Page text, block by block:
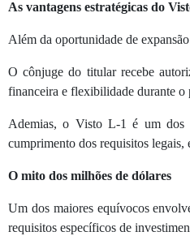
As vantagens estratégicas do
Além da oportunidade de
O cônjuge do titular recebe
financeira e flexibilidade durante o
Ademias, o Visto L-1 é um dos
cumprimento dos requisitos legais,
O mito dos milhões de dólares
Um dos maiores equívocos
requisitos específicos de